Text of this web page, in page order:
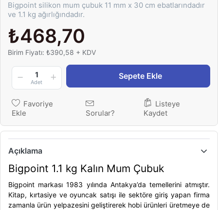
Bigpoint silikon mum çubuk 11 mm x 30 cm ebatlarındadır
ve 1.1 kg ağırlığındadır.
₺468,70
Birim Fiyatı: ₺390,58 + KDV
1
Adet
Sepete Ekle
Favoriye
Ekle
Sorular?
Listeye
Kaydet
Açıklama
Bigpoint 1.1 kg Kalın Mum Çubuk
Bigpoint markası 1983 yılında Antakya’da temellerini atmıştır.
Kitap, kırtasiye ve oyuncak satışı ile sektöre giriş yapan firma
zamanla ürün yelpazesini geliştirerek hobi ürünleri üretmeye de